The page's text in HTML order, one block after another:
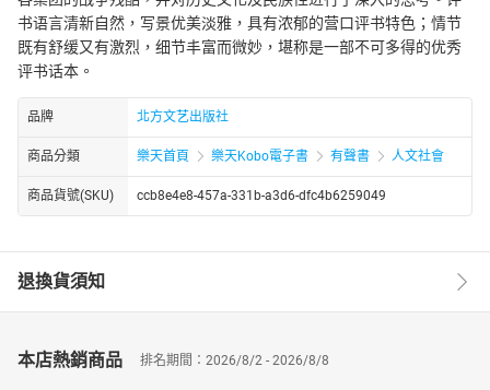
书语言清新自然，写景优美淡雅，具有浓郁的营口评书特色；情节
既有舒缓又有激烈，细节丰富而微妙，堪称是一部不可多得的优秀
评书话本。
品牌 北方文艺出版社
商品分類 樂天首頁 樂天Kobo電子書 有聲書 人文社會
商品貨號(SKU) ccb8e4e8-457a-331b-a3d6-dfc4b6259049
退換貨須知
本店熱銷商品 排名期間：2026/8/2 - 2026/8/8